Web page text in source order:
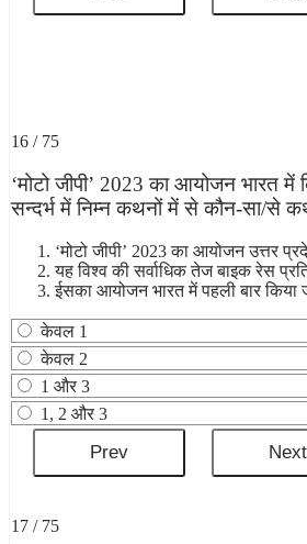
16 / 75
‘मोटो जीपी’ 2023 का आयोजन भारत में
सन्दर्भ में निम्न कथनों में से कौन-सा/से
‘मोटो जीपी’ 2023 का आयोजन उत्तर
यह विश्व की सर्वाधिक तेज बाइक रेस
ईसका आयोजन भारत में पहली बार किया
केवल 1
केवल 2
1 और 3
1, 2 और 3
17 / 75